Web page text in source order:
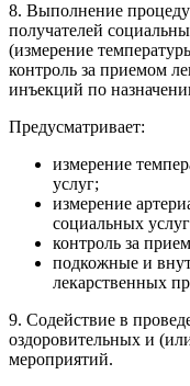
8. Выполнение
получателей
(измерение
контроль за приемом
инъекций по
Предусматривает:
измерение
услуг;
измерение
социальных
контроль за
подкожные и
лекарственных
9. Содействие в
оздоровительных и
мероприятий.